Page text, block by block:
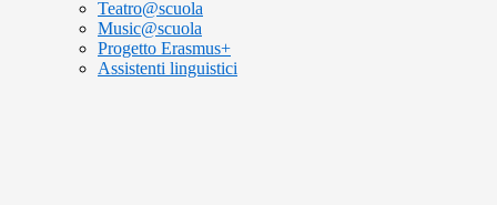
Teatro@scuola
Music@scuola
Progetto Erasmus+
Assistenti linguistici